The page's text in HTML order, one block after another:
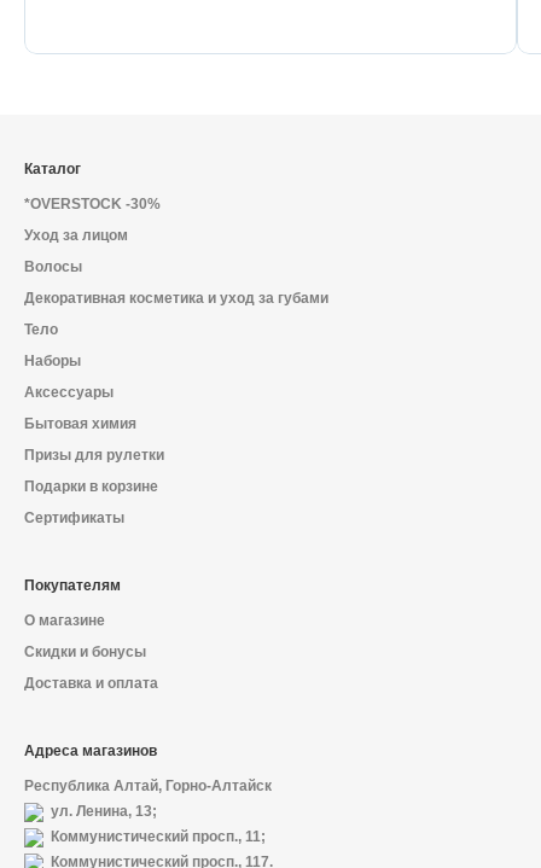
Каталог
*OVERSTOCK -30%
Уход за лицом
Волосы
Декоративная косметика и уход за губами
Тело
Наборы
Аксессуары
Бытовая химия
Призы для рулетки
Подарки в корзине
Сертификаты
Покупателям
О магазине
Скидки и бонусы
Доставка и оплата
Адреса магазинов
Республика Алтай, Горно-Алтайск
ул. Ленина, 13;
Коммунистический просп., 11;
Коммунистический просп., 117.